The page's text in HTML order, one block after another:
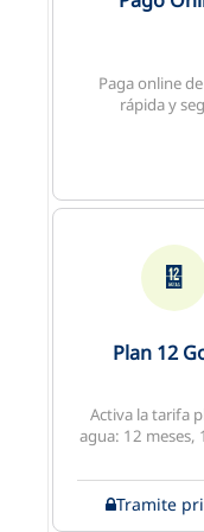
Paga online
rápida y
Plan 12
Activa la tarifa
agua: 12 meses,
Tramite